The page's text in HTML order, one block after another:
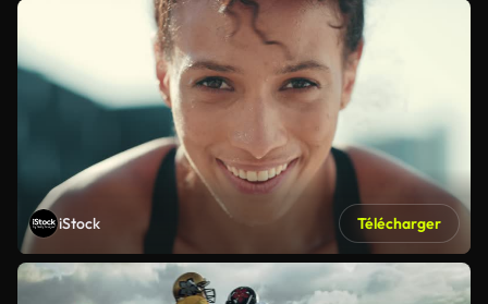
iStock Télécharger